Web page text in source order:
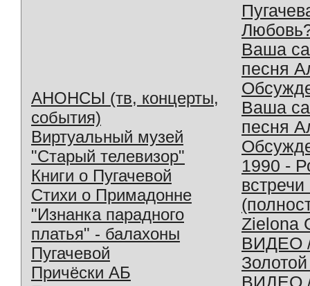
АНОНСЫ (тв, концерты,
события)
Виртуальный музей
"Старый телевизор"
Книги о Пугачевой
Стихи о Примадонне
"Изнанка парадного
платья" - балахоны
Пугачевой
Причёски АБ
Ваша
песня
Ваша
песня
1990 -
Zielona
ВИДЕО
ВИДЕО